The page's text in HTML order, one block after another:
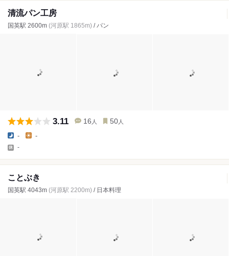
清流パン工房
国英駅 2600m (河原駅 1865m) / パン
3.11 16 人 50 人
- -
-
ことぶき
国英駅 4043m (河原駅 2200m) / 日本料理